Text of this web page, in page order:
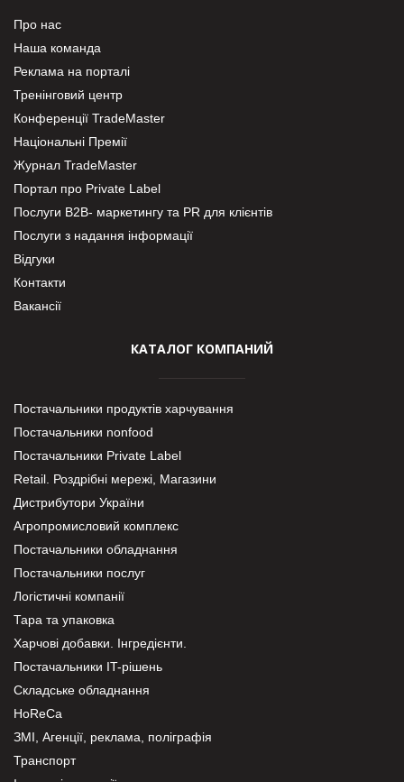
Про нас
Наша команда
Реклама на порталі
Тренінговий центр
Конференції TradeMaster
Національні Премії
Журнал TradeMaster
Портал про Private Label
Послуги В2В- маркетингу та PR для клієнтів
Послуги з надання інформації
Відгуки
Контакти
Вакансії
КАТАЛОГ КОМПАНИЙ
Постачальники продуктів харчування
Постачальники nonfood
Постачальники Private Label
Retail. Роздрібні мережі, Магазини
Дистрибутори України
Агропромисловий комплекс
Постачальники обладнання
Постачальники послуг
Логістичні компанії
Тара та упаковка
Харчові добавки. Інгредієнти.
Постачальники IT-рішень
Складське обладнання
HoReCa
ЗМІ, Агенції, реклама, поліграфія
Транспорт